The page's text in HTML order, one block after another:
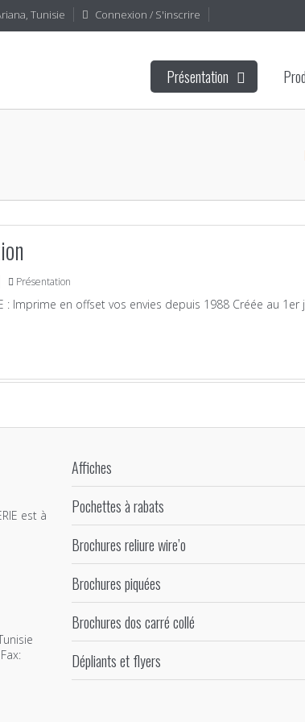
Tunisie Connexion / S'inscrire
Présentation
Présentation
: Imprime en offset vos envies depuis 1988 Créée au 1er
est à
Affiches
Pochettes à rabats
Brochures reliure wire’o
Brochures piquées
Brochures dos carré collé
Dépliants et flyers